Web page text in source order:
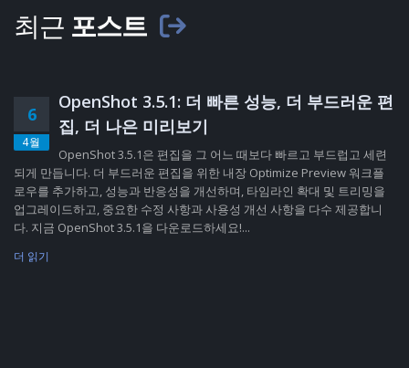
최근 포스트
6
4월
OpenShot 3.5.1: 더 빠른 성능, 더 부드러운 편
집, 더 나은 미리보기
OpenShot 3.5.1은 편집을 그 어느 때보다 빠르고 부드럽고 세련
되게 만듭니다. 더 부드러운 편집을 위한 내장 Optimize Preview 워크플
로우를 추가하고, 성능과 반응성을 개선하며, 타임라인 확대 및 트리밍을
업그레이드하고, 중요한 수정 사항과 사용성 개선 사항을 다수 제공합니
다. 지금 OpenShot 3.5.1을 다운로드하세요!...
더 읽기